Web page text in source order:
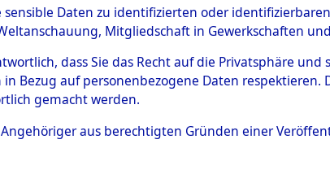
zu den Orten
→0117 (84599191)
0117 (84599191)
Daten zu identifizierten oder
Mitgliedschaft in Gewerkschaften
dass Sie das Recht auf die Privatsphäre
Bezug auf personenbezogene Daten
gemacht werden.
aus berechtigten Gründen einer